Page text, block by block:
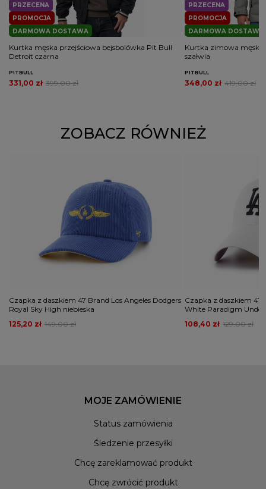
PROMOCJA
PRZECENA
DARMOWA DOSTAWA
Kurtka męska przejściowa bejsbolówka Pit Bull
Detroit czarna
PITBULL
399,00 zł
331,00 zł
PROMOCJA
PRZECENA
DARMOWA DOSTAWA
Kurtka zimowa męska
szałwia
PITBULL
419,00 zł
348,00 zł
ZOBACZ RÓWNIEŻ
Czapka z daszkiem 47 Brand Los Angeles Dodgers
Royal Sky High niebieska
149,00 zł
125,20 zł
Czapka z daszkiem 47
White Paradigm Under
129,00 zł
108,40 zł
MOJE ZAMÓWIENIE
Status zamówienia
Śledzenie przesyłki
Chcę zareklamować produkt
Chcę zwrócić produkt